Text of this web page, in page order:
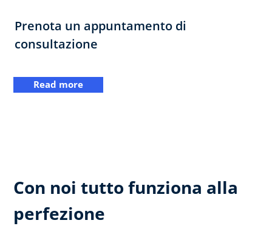
Prenota un appuntamento di
consultazione
Read more
Con noi tutto funziona alla
perfezione